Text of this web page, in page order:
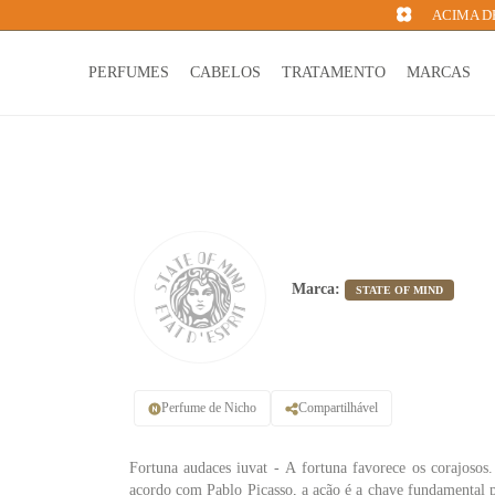
ACIMA
PERFUMES CABELOS TRATAMENTO MARCAS
Marca: STATE OF MIND
Perfume de Nicho Compartilhável
Fortuna audaces iuvat - A fortuna favorece os
acordo com Pablo Picasso, a ação é a chave fundamental